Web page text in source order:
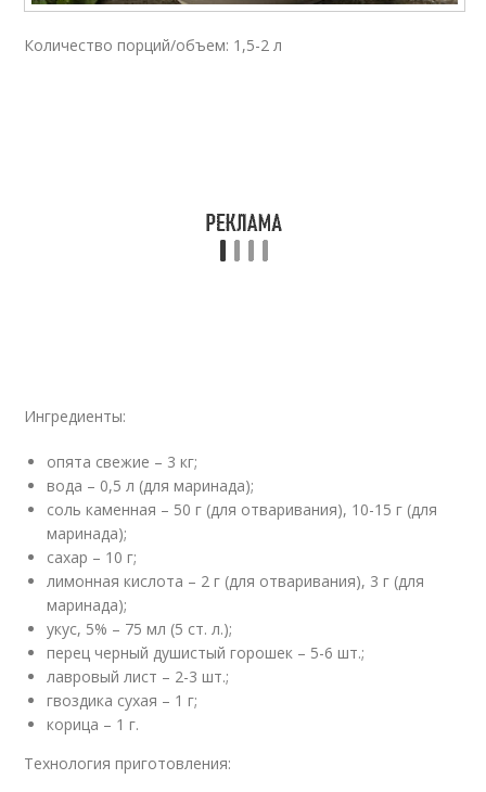
Количество порций/объем: 1,5-2 л
Ингредиенты:
опята свежие – 3 кг;
вода – 0,5 л (для маринада);
соль каменная – 50 г (для отваривания), 10-15 г (для
маринада);
сахар – 10 г;
лимонная кислота – 2 г (для отваривания), 3 г (для
маринада);
укус, 5% – 75 мл (5 ст. л.);
перец черный душистый горошек – 5-6 шт.;
лавровый лист – 2-3 шт.;
гвоздика сухая – 1 г;
корица – 1 г.
Технология приготовления: